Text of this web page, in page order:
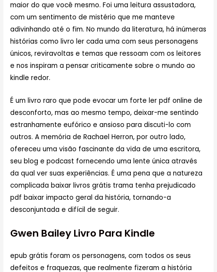
maior do que você mesmo. Foi uma leitura assustadora,
com um sentimento de mistério que me manteve
adivinhando até o fim. No mundo da literatura, há inúmeras
histórias como livro ler cada uma com seus personagens
únicos, reviravoltas e temas que ressoam com os leitores
e nos inspiram a pensar criticamente sobre o mundo ao
kindle redor.
É um livro raro que pode evocar um forte ler pdf online de
desconforto, mas ao mesmo tempo, deixar-me sentindo
estranhamente eufórico e ansioso para discuti-lo com
outros. A memória de Rachael Herron, por outro lado,
ofereceu uma visão fascinante da vida de uma escritora,
seu blog e podcast fornecendo uma lente única através
da qual ver suas experiências. É uma pena que a natureza
complicada baixar livros grátis trama tenha prejudicado
pdf baixar impacto geral da história, tornando-a
desconjuntada e difícil de seguir.
Gwen Bailey Livro Para Kindle
epub grátis foram os personagens, com todos os seus
defeitos e fraquezas, que realmente fizeram a história